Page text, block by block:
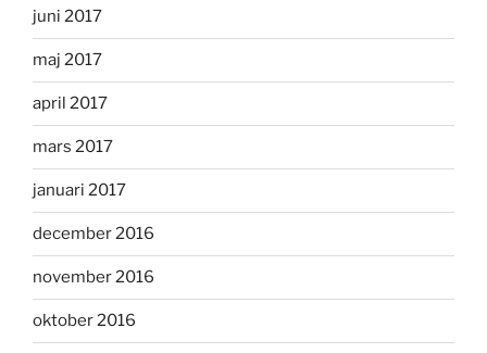
juni 2017
maj 2017
april 2017
mars 2017
januari 2017
december 2016
november 2016
oktober 2016